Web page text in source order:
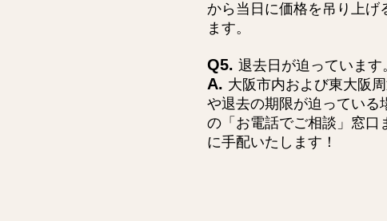
から当日に価格を吊り上げ
ます。
Q5. 退去日が迫っています
A. 大阪市内および東大阪
や退去の期限が迫っている
の「お電話でご相談」窓口
に手配いたします！